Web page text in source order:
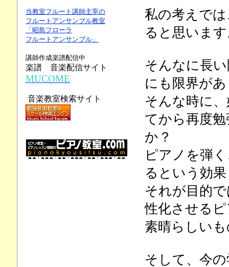
私の考えで
ると思いま
そんなに長
にも限界が
そんな時に
てから再度
か？
ピアノを弾
るという効
それが目的
性化させる
素晴らしい
そして、今
当教室フルート講師主宰の
フルートアンサンブル教室
「昭島フローラ
フルートアンサンブル」
講師作成楽譜配信中
楽譜 音楽配信サイト
MUCOME
音楽教室検索サイト